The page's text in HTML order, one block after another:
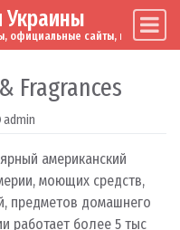
Украины
официальные сайты, мировые
Fragrances
admin
американский
моющих средств,
предметов домашнего
работает более 5 тыс